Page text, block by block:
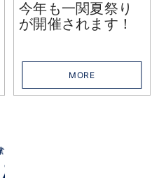
今年も一関夏祭り
が開催されます！
MORE